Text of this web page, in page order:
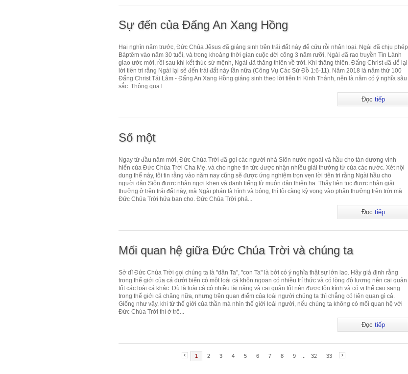
Sự đến của Đấng An Xang Hồng
Hai nghìn năm trước, Đức Chúa Jêsus đã giáng sinh trên trái đất này để cứu rỗi nhân loại. Ngài đã chịu phép
Báptêm vào năm 30 tuổi, và trong khoảng thời gian cuộc đời công 3 năm rưỡi, Ngài đã rao truyền Tin Lành
giao ước mới, rồi sau khi kết thúc sứ mệnh, Ngài đã thăng thiên về trời. Khi thăng thiên, Đấng Christ đã để lại
lời tiên tri rằng Ngài lại sẽ đến trái đất này lần nữa (Công Vụ Các Sứ Đồ 1:6-11). Năm 2018 là năm thứ 100
Đấng Christ Tái Lâm - Đấng An Xang Hồng giáng sinh theo lời tiên tri Kinh Thánh, nên là năm có ý nghĩa sâu
sắc. Thông qua l...
Đọc tiếp
Số một
Ngay từ đầu năm mới, Đức Chúa Trời đã gọi các người nhà Siôn nước ngoài và hầu cho tán dương vinh
hiển của Đức Chúa Trời Cha Mẹ, và cho nghe tin tức được nhận nhiều giải thưởng từ của các nước. Xét nội
dung thể này, tôi tin rằng vào năm nay cũng sẽ được ứng nghiệm trọn vẹn lời tiên tri rằng Ngài hầu cho
người dân Siôn được nhận ngợi khen và danh tiếng từ muôn dân thiên hạ. Thấy liên tục được nhận giải
thưởng ở trên trái đất này, mà Ngài phán là hình và bóng, thì tôi càng kỳ vọng vào phần thưởng trên trời mà
Đức Chúa Trời hứa ban cho. Đức Chúa Trời phá...
Đọc tiếp
Mối quan hệ giữa Đức Chúa Trời và chúng ta
Sở dĩ Đức Chúa Trời gọi chúng ta là "dân Ta", "con Ta" là bởi có ý nghĩa thật sự lớn lao. Hãy giả định rằng
trong thế giới của cá dưới biển có một loài cá khôn ngoan có nhiều trí thức và có lòng độ lượng nên cai quản
tốt các loài cá khác. Dù là loài cá có nhiều tài năng và cai quản tốt nên được tôn kính và có vị thế cao sang
trong thế giới cá chăng nữa, nhưng trên quan điểm của loài người chúng ta thì chẳng có liên quan gì cả.
Giống như vậy, khi từ thế giới của thần mà nhìn thế giới loài người, nếu chúng ta không có mối quan hệ với
Đức Chúa Trời thì ở trê...
Đọc tiếp
1 2 3 4 5 6 7 8 9 32 33